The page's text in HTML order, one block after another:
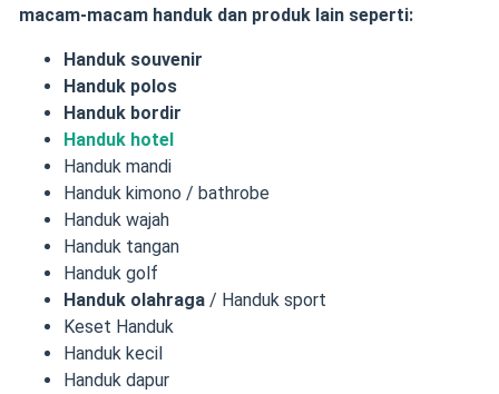
macam-macam handuk dan produk lain seperti:
Handuk souvenir
Handuk polos
Handuk bordir
Handuk hotel
Handuk mandi
Handuk kimono / bathrobe
Handuk wajah
Handuk tangan
Handuk golf
Handuk olahraga/ Handuk sport
Keset Handuk
Handuk kecil
Handuk dapur